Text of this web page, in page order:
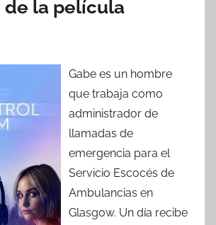
r
de la película
Gabe es un hombre
que trabaja como
administrador de
llamadas de
emergencia para el
Servicio Escocés de
Ambulancias en
Glasgow. Un día recibe